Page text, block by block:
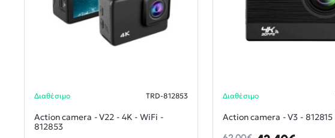
-30%
Διαθέσιμο TRD-812853
Action camera - V22 - 4K - WiFi -
812853
Διαθέσιμο
Action camera - V3 - 812815